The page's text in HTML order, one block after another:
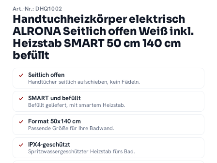
Art.-Nr.: DHQ1002
Handtuchheizkörper elektrisch
ALRONA Seitlich offen Weiß inkl.
Heizstab SMART 50 cm 140 cm
befüllt
Seitlich offen
Handtücher seitlich aufschieben, kein Fädeln.
SMART und befüllt
Befüllt geliefert, mit smartem Heizstab.
Format 50x140 cm
Passende Größe für Ihre Badwand.
IPX4-geschützt
Spritzwassergeschützter Heizstab fürs Bad.